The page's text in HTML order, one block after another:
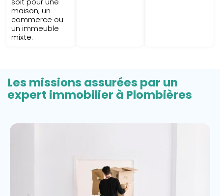
maison, un
commerce ou
un immeuble
mixte.
Les missions assurées par un
expert immobilier à Plombières